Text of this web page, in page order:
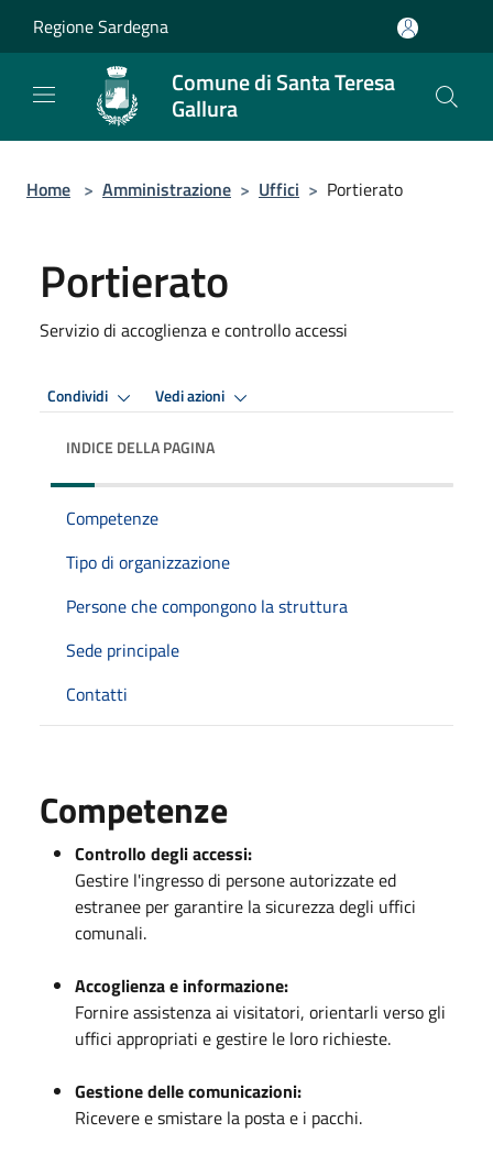
Regione Sardegna
Comune di Santa Teresa
Gallura
Home > Amministrazione > Uffici > Portierato
Portierato
Servizio di accoglienza e controllo accessi
Condividi Vedi azioni
INDICE DELLA PAGINA
Competenze
Tipo di organizzazione
Persone che compongono la struttura
Sede principale
Contatti
Competenze
Controllo degli accessi:
Gestire l'ingresso di persone autorizzate ed
estranee per garantire la sicurezza degli uffici
comunali.
Accoglienza e informazione:
Fornire assistenza ai visitatori, orientarli verso gli
uffici appropriati e gestire le loro richieste.
Gestione delle comunicazioni:
Ricevere e smistare la posta e i pacchi.